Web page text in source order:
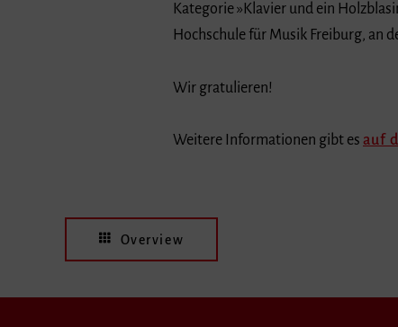
Kategorie »Klavier und ein
Hochschule für Musik Freiburg, an
Wir gratulieren!
Weitere Informationen gibt es auf
Overview